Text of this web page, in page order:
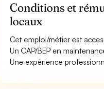
Conditions et
locaux
Cet emploi/métier est
Un CAP/BEP en
Une expérience